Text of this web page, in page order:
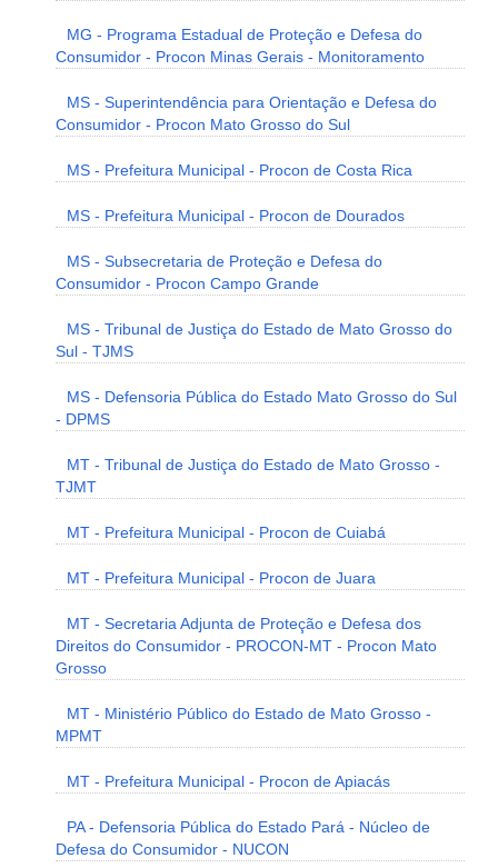
MG - Programa Estadual de Proteção e Defesa do
Consumidor - Procon Minas Gerais - Monitoramento
MS - Superintendência para Orientação e Defesa do
Consumidor - Procon Mato Grosso do Sul
MS - Prefeitura Municipal - Procon de Costa Rica
MS - Prefeitura Municipal - Procon de Dourados
MS - Subsecretaria de Proteção e Defesa do
Consumidor - Procon Campo Grande
MS - Tribunal de Justiça do Estado de Mato Grosso do
Sul - TJMS
MS - Defensoria Pública do Estado Mato Grosso do Sul
- DPMS
MT - Tribunal de Justiça do Estado de Mato Grosso -
TJMT
MT - Prefeitura Municipal - Procon de Cuiabá
MT - Prefeitura Municipal - Procon de Juara
MT - Secretaria Adjunta de Proteção e Defesa dos
Direitos do Consumidor - PROCON-MT - Procon Mato
Grosso
MT - Ministério Público do Estado de Mato Grosso -
MPMT
MT - Prefeitura Municipal - Procon de Apiacás
PA - Defensoria Pública do Estado Pará - Núcleo de
Defesa do Consumidor - NUCON